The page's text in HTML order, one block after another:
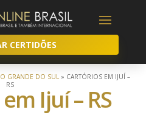
CERTIDÕES
GRANDE DO SUL » CARTÓRIOS EM IJUÍ –
RS
Ijuí – RS